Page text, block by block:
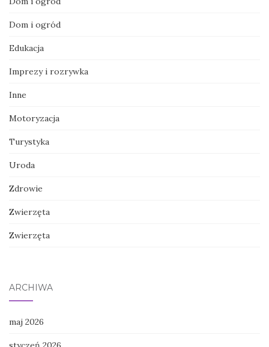
Dom i ogród
Edukacja
Imprezy i rozrywka
Inne
Motoryzacja
Turystyka
Uroda
Zdrowie
Zwierzęta
Zwierzęta
ARCHIWA
maj 2026